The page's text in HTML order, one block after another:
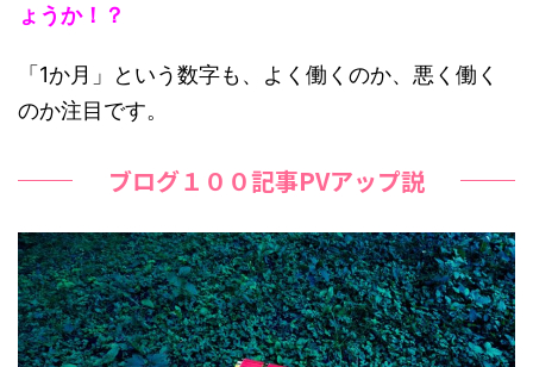
ょうか！？
「1か月」という数字も、よく働くのか、悪く働く
のか注目です。
ブログ１００記事PVアップ説